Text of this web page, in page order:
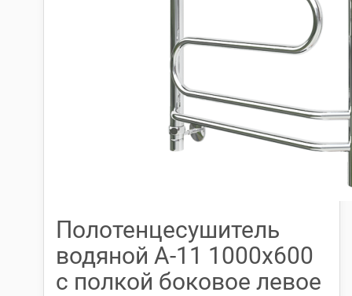
Полотенцесушитель
водяной А-11 1000х600
с полкой боковое левое